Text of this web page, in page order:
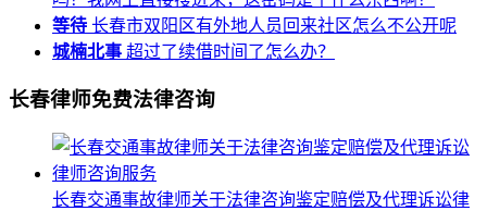
等待 长春市双阳区有外地人员回来社区怎么不公开呢
城楠北事 超过了续借时间了怎么办？
长春律师免费法律咨询
长春交通事故律师关于法律咨询鉴定赔偿及代理诉讼律